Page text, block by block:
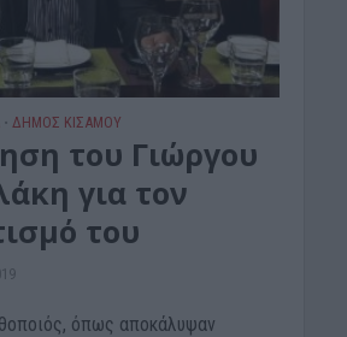
• ΔΉΜΟΣ ΚΙΣΆΜΟΥ
του Γιώργου
για τον
του
όπως αποκάλυψαν